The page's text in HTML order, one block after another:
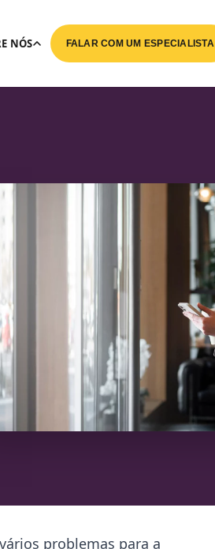
NÓS FALAR COM UM ESPECIALISTA
problemas para a